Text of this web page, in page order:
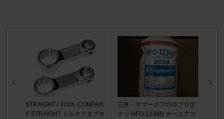
STRAIGHT / TOOL COMPAN
Y STRAIGHT トルクアダプタ
三井・ケマーズフロロプロダ
クツ HFO-1234fy カーエアコ